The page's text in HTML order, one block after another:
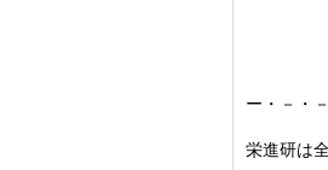
ー・－・
栄進研は